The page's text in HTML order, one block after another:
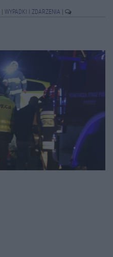
WYPADKI I ZDARZENIA